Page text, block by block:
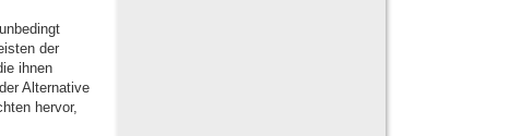
der
ihnen
Alternative
hervor,